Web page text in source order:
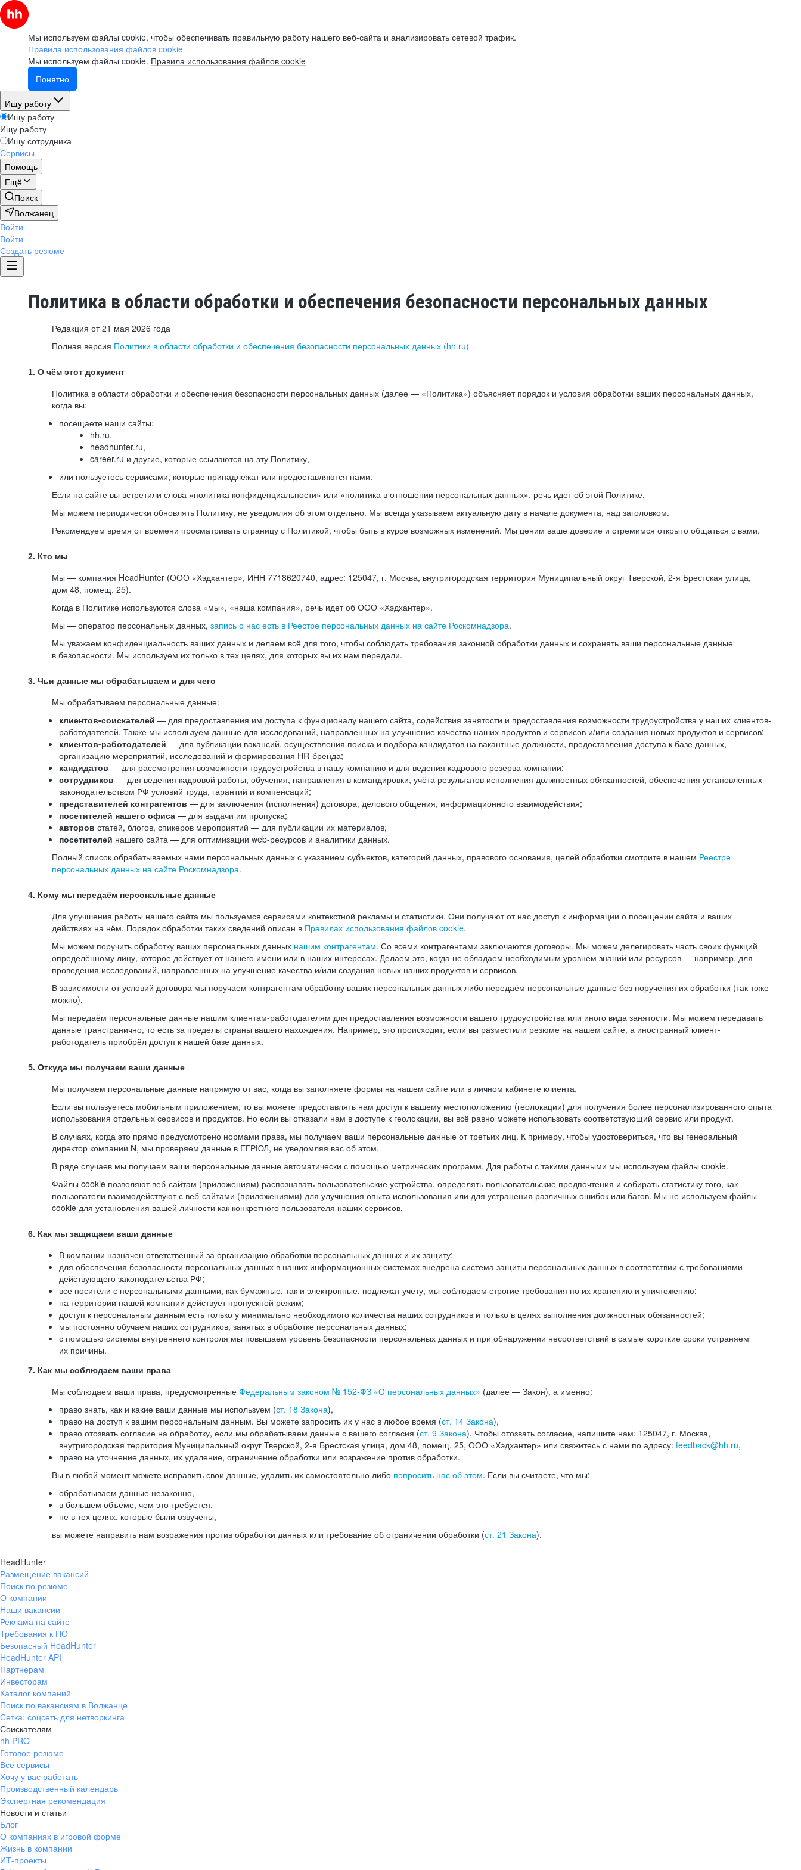
Мы используем файлы cookie, чтобы обеспечивать правильную работу нашего веб-сайта и анализировать сетевой трафик.
Правила использования файлов cookie
Мы используем файлы cookie. Правила использования файлов cookie
Понятно
Ищу работу
Ищу работу
Ищу работу
Ищу сотрудника
Сервисы
Помощь
Ещё
Поиск
Волжанец
Войти
Войти
Создать резюме
Политика в области обработки и обеспечения безопасности персональных данных
Редакция от 21 мая 2026 года
Полная версия Политики в области обработки и обеспечения безопасности персональных данных (hh.ru)
1. О чём этот документ
Политика в области обработки и обеспечения безопасности персональных данных (далее — «Политика») объясняет порядок и условия обработки ваших персональных данных,
когда вы:
посещаете наши сайты:
hh.ru,
headhunter.ru,
career.ru и другие, которые ссылаются на эту Политику,
или пользуетесь сервисами, которые принадлежат или предоставляются нами.
Если на сайте вы встретили слова «политика конфиденциальности» или «политика в отношении персональных данных», речь идет об этой Политике.
Мы можем периодически обновлять Политику, не уведомляя об этом отдельно. Мы всегда указываем актуальную дату в начале документа, над заголовком.
Рекомендуем время от времени просматривать страницу с Политикой, чтобы быть в курсе возможных изменений. Мы ценим ваше доверие и стремимся открыто общаться с вами.
2. Кто мы
Мы — компания HeadHunter (ООО «Хэдхантер», ИНН 7718620740, адрес: 125047, г. Москва, внутригородская территория Муниципальный округ Тверской, 2-я Брестская улица,
дом 48, помещ. 25).
Когда в Политике используются слова «мы», «наша компания», речь идет об ООО «Хэдхантер».
Мы — оператор персональных данных, запись о нас есть в Реестре персональных данных на сайте Роскомнадзора.
Мы уважаем конфиденциальность ваших данных и делаем всё для того, чтобы соблюдать требования законной обработки данных и сохранять ваши персональные данные
в безопасности. Мы используем их только в тех целях, для которых вы их нам передали.
3. Чьи данные мы обрабатываем и для чего
Мы обрабатываем персональные данные:
клиентов-соискателей — для предоставления им доступа к функционалу нашего сайта, содействия занятости и предоставления возможности трудоустройства у наших клиентов-
работодателей. Также мы используем данные для исследований, направленных на улучшение качества наших продуктов и сервисов и/или создания новых продуктов и сервисов;
клиентов-работодателей — для публикации вакансий, осуществления поиска и подбора кандидатов на вакантные должности, предоставления доступа к базе данных,
организацию мероприятий, исследований и формирования HR-бренда;
кандидатов — для рассмотрения возможности трудоустройства в нашу компанию и для ведения кадрового резерва компании;
сотрудников — для ведения кадровой работы, обучения, направления в командировки, учёта результатов исполнения должностных обязанностей, обеспечения установленных
законодательством РФ условий труда, гарантий и компенсаций;
представителей контрагентов — для заключения (исполнения) договора, делового общения, информационного взаимодействия;
посетителей нашего офиса — для выдачи им пропуска;
авторов статей, блогов, спикеров мероприятий — для публикации их материалов;
посетителей нашего сайта — для оптимизации web-ресурсов и аналитики данных.
Полный список обрабатываемых нами персональных данных с указанием субъектов, категорий данных, правового основания, целей обработки смотрите в нашем Реестре
персональных данных на сайте Роскомнадзора.
4. Кому мы передаём персональные данные
Для улучшения работы нашего сайта мы пользуемся сервисами контекстной рекламы и статистики. Они получают от нас доступ к информации о посещении сайта и ваших
действиях на нём. Порядок обработки таких сведений описан в Правилах использования файлов cookie.
Мы можем поручить обработку ваших персональных данных нашим контрагентам. Со всеми контрагентами заключаются договоры. Мы можем делегировать часть своих функций
определённому лицу, которое действует от нашего имени или в наших интересах. Делаем это, когда не обладаем необходимым уровнем знаний или ресурсов — например, для
проведения исследований, направленных на улучшение качества и/или создания новых наших продуктов и сервисов.
В зависимости от условий договора мы поручаем контрагентам обработку ваших персональных данных либо передаём персональные данные без поручения их обработки (так тоже
можно).
Мы передаём персональные данные нашим клиентам-работодателям для предоставления возможности вашего трудоустройства или иного вида занятости. Мы можем передавать
данные трансгранично, то есть за пределы страны вашего нахождения. Например, это происходит, если вы разместили резюме на нашем сайте, а иностранный клиент-
работодатель приобрёл доступ к нашей базе данных.
5. Откуда мы получаем ваши данные
Мы получаем персональные данные напрямую от вас, когда вы заполняете формы на нашем сайте или в личном кабинете клиента.
Если вы пользуетесь мобильным приложением, то вы можете предоставлять нам доступ к вашему местоположению (геолокации) для получения более персонализированного опыта
использования отдельных сервисов и продуктов. Но если вы отказали нам в доступе к геолокации, вы всё равно можете использовать соответствующий сервис или продукт.
В случаях, когда это прямо предусмотрено нормами права, мы получаем ваши персональные данные от третьих лиц. К примеру, чтобы удостовериться, что вы генеральный
директор компании N, мы проверяем данные в ЕГРЮЛ, не уведомляя вас об этом.
В ряде случаев мы получаем ваши персональные данные автоматически с помощью метрических программ. Для работы с такими данными мы используем файлы cookie.
Файлы cookie позволяют веб-сайтам (приложениям) распознавать пользовательские устройства, определять пользовательские предпочтения и собирать статистику того, как
пользователи взаимодействуют с веб-сайтами (приложениями) для улучшения опыта использования или для устранения различных ошибок или багов. Мы не используем файлы
cookie для установления вашей личности как конкретного пользователя наших сервисов.
6. Как мы защищаем ваши данные
В компании назначен ответственный за организацию обработки персональных данных и их защиту;
для обеспечения безопасности персональных данных в наших информационных системах внедрена система защиты персональных данных в соответствии с требованиями
действующего законодательства РФ;
все носители с персональными данными, как бумажные, так и электронные, подлежат учёту, мы соблюдаем строгие требования по их хранению и уничтожению;
на территории нашей компании действует пропускной режим;
доступ к персональным данным есть только у минимально необходимого количества наших сотрудников и только в целях выполнения должностных обязанностей;
мы постоянно обучаем наших сотрудников, занятых в обработке персональных данных;
с помощью системы внутреннего контроля мы повышаем уровень безопасности персональных данных и при обнаружении несоответствий в самые короткие сроки устраняем
их причины.
7. Как мы соблюдаем ваши права
Мы соблюдаем ваши права, предусмотренные Федеральным законом № 152-ФЗ «О персональных данных» (далее — Закон), а именно:
право знать, как и какие ваши данные мы используем (ст. 18 Закона),
право на доступ к вашим персональным данным. Вы можете запросить их у нас в любое время (ст. 14 Закона),
право отозвать согласие на обработку, если мы обрабатываем данные с вашего согласия (ст. 9 Закона). Чтобы отозвать согласие, напишите нам: 125047, г. Москва,
внутригородская территория Муниципальный округ Тверской, 2-я Брестская улица, дом 48, помещ. 25, ООО «Хэдхантер» или свяжитесь с нами по адресу: feedback@hh.ru,
право на уточнение данных, их удаление, ограничение обработки или возражение против обработки.
Вы в любой момент можете исправить свои данные, удалить их самостоятельно либо попросить нас об этом. Если вы считаете, что мы:
обрабатываем данные незаконно,
в большем объёме, чем это требуется,
не в тех целях, которые были озвучены,
вы можете направить нам возражения против обработки данных или требование об ограничении обработки (ст. 21 Закона).
HeadHunter
Размещение вакансий
Поиск по резюме
О компании
Наши вакансии
Реклама на сайте
Требования к ПО
Безопасный HeadHunter
HeadHunter API
Партнерам
Инвесторам
Каталог компаний
Поиск по вакансиям в Волжанце
Сетка: соцсеть для нетворкинга
Соискателям
hh PRO
Готовое резюме
Все сервисы
Хочу у вас работать
Производственный календарь
Экспертная рекомендация
Новости и статьи
Блог
О компаниях в игровой форме
Жизнь в компании
ИТ-проекты